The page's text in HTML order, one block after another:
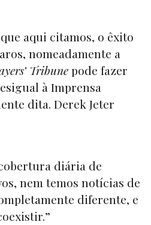
aqui citamos, o êxito
nomeadamente a
Tribunepode fazer
à Imprensa
dita. Derek Jeter
diária de
nem temos notícias de
diferente, e